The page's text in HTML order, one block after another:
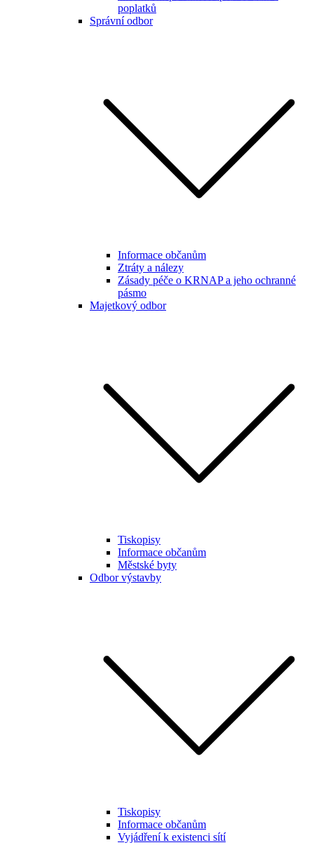
poplatků
Správní odbor
Informace občanům
Ztráty a nálezy
Zásady péče o KRNAP a jeho ochranné
pásmo
Majetkový odbor
Tiskopisy
Informace občanům
Městské byty
Odbor výstavby
Tiskopisy
Informace občanům
Vyjádření k existenci sítí